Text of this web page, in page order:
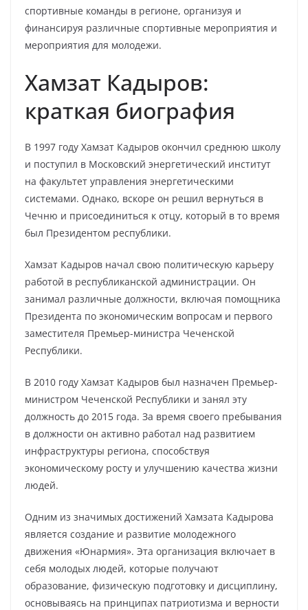
спортивные команды в регионе, организуя и
финансируя различные спортивные мероприятия и
мероприятия для молодежи.
Хамзат Кадыров:
краткая биография
В 1997 году Хамзат Кадыров окончил среднюю школу
и поступил в Московский энергетический институт
на факультет управления энергетическими
системами. Однако, вскоре он решил вернуться в
Чечню и присоединиться к отцу, который в то время
был Президентом республики.
Хамзат Кадыров начал свою политическую карьеру
работой в республиканской администрации. Он
занимал различные должности, включая помощника
Президента по экономическим вопросам и первого
заместителя Премьер-министра Чеченской
Республики.
В 2010 году Хамзат Кадыров был назначен Премьер-
министром Чеченской Республики и занял эту
должность до 2015 года. За время своего пребывания
в должности он активно работал над развитием
инфраструктуры региона, способствуя
экономическому росту и улучшению качества жизни
людей.
Одним из значимых достижений Хамзата Кадырова
является создание и развитие молодежного
движения «Юнармия». Эта организация включает в
себя молодых людей, которые получают
образование, физическую подготовку и дисциплину,
основываясь на принципах патриотизма и верности